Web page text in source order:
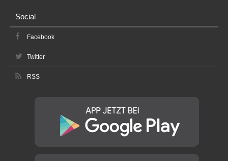
Social
Facebook
Twitter
RSS